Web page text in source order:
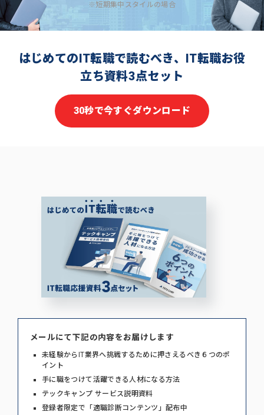
※短期集中スタイルの場合
はじめてのIT転職で読むべき、IT転職お役
立ち資料3点セット
30秒で今すぐダウンロード
メールにて下記の内容をお届けします
未経験からIT業界へ挑戦するために押さえるべき６つのポ
イント
手に職をつけて活躍できる人材になる方法
テックキャンプ サービス説明資料
登録者限定で「適職診断コンテンツ」配布中